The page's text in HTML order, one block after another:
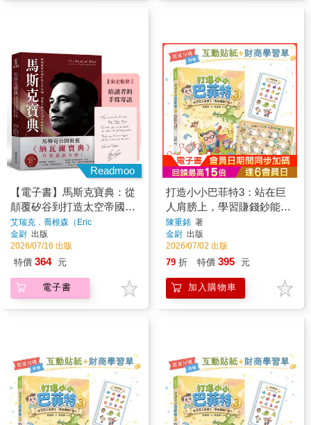
Readmoo
【電子書】馬斯克寶典：從
顛覆矽谷到打造太空帝國，
讀懂全球首富20年極限思維
艾瑞克．喬根森（Eric
Jorgenson）
金尉 出版
2026/07/16 出版
特價 364 元
電子書
打造小小巴菲特3：站在巨
人肩膀上，學習賺錢鈔能力
【超值加碼：互動貼紙＋財
商學習單】
陳重銘 著
金尉 出版
2026/07/02 出版
79 折 特價 395 元
加入購物車